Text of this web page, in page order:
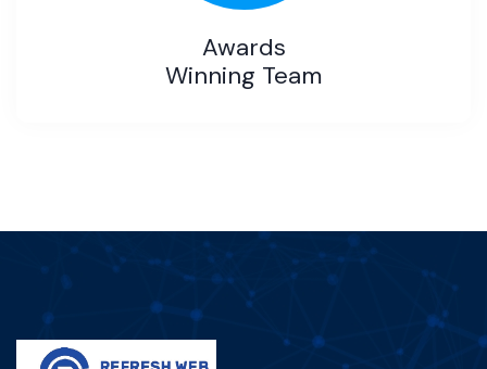
Awards
Winning Team